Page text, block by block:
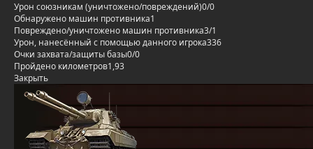
Урон союзникам (уничтожено/повреждений)0/0
Обнаружено машин противника1
Повреждено/уничтожено машин противника3/1
Урон, нанесённый с помощью данного игрока336
Очки захвата/защиты базы0/0
Пройдено километров1,93
Закрыть